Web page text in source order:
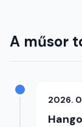
A műsor
2026.